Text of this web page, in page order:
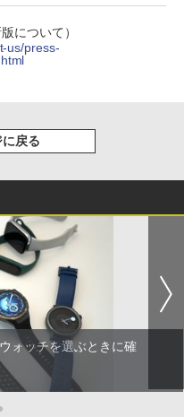
について）
us/press-
に戻る
ォッチを選ぶときに確